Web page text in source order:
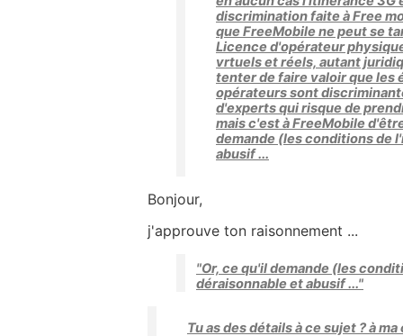
discrimination faite à Free
que FreeMobile ne peut se
Licence d'opérateur
vrtuels et réels, autant
tenter de faire valoir que
opérateurs sont
d'experts qui risque de
mais c'est à FreeMobile
demande (les conditions de
abusif ...
Bonjour,
j'approuve ton raisonnement ...
"Or, ce qu'il demande (les
déraisonnable et abusif ..."
Tu as des détails à ce sujet ? à